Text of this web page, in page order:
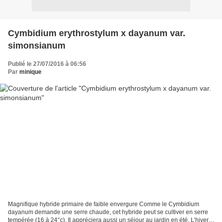
Cymbidium erythrostylum x dayanum var.
simonsianum
Publié le 27/07/2016 à 06:56
Par minique
Magnifique hybride primaire de faible envergure Comme le Cymbidium
dayanum demande une serre chaude, cet hybride peut se cultiver en serre
tempérée (16 à 24°c). Il appréciera aussi un séjour au jardin en été. L’hiver,